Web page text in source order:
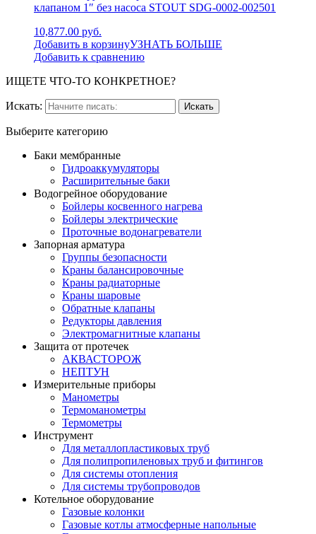
клапаном 1″ без насоса STOUT SDG-0002-002501
10,877.00 руб.
Добавить в корзинуУЗНАТЬ БОЛЬШЕ
Добавить к сравнению
ИЩЕТЕ ЧТО-ТО КОНКРЕТНОЕ?
Искать:
Выберите категорию
Баки мембранные
Гидроаккумуляторы
Расширительные баки
Водогрейное оборудование
Бойлеры косвенного нагрева
Бойлеры электрические
Проточные водонагреватели
Запорная арматура
Группы безопасности
Краны балансировочные
Краны радиаторные
Краны шаровые
Обратные клапаны
Редукторы давления
Электромагнитные клапаны
Защита от протечек
АКВАСТОРОЖ
НЕПТУН
Измерительные приборы
Манометры
Термоманометры
Термометры
Инструмент
Для металлопластиковых труб
Для полипропиленовых труб и фитингов
Для системы отопления
Для системы трубопроводов
Котельное оборудование
Газовые колонки
Газовые котлы атмосферные напольные